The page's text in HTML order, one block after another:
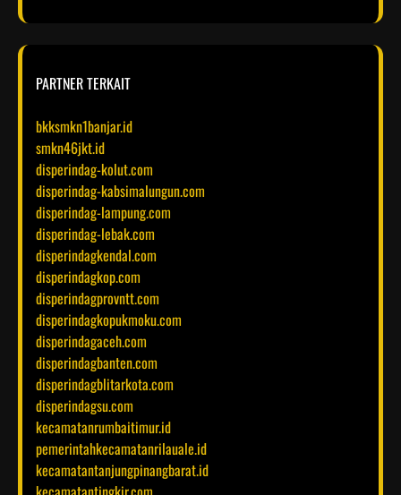
PARTNER TERKAIT
bkksmkn1banjar.id
smkn46jkt.id
disperindag-kolut.com
disperindag-kabsimalungun.com
disperindag-lampung.com
disperindag-lebak.com
disperindagkendal.com
disperindagkop.com
disperindagprovntt.com
disperindagkopukmoku.com
disperindagaceh.com
disperindagbanten.com
disperindagblitarkota.com
disperindagsu.com
kecamatanrumbaitimur.id
pemerintahkecamatanrilauale.id
kecamatantanjungpinangbarat.id